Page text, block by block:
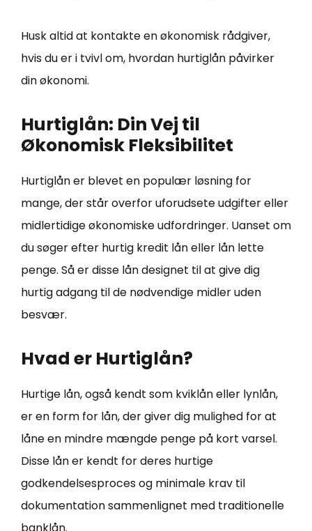
Husk altid at kontakte en økonomisk rådgiver,
hvis du er i tvivl om, hvordan hurtiglån påvirker
din økonomi.
Hurtiglån: Din Vej til
Økonomisk Fleksibilitet
Hurtiglån er blevet en populær løsning for
mange, der står overfor uforudsete udgifter eller
midlertidige økonomiske udfordringer. Uanset om
du søger efter hurtig kredit lån eller lån lette
penge. Så er disse lån designet til at give dig
hurtig adgang til de nødvendige midler uden
besvær.
Hvad er Hurtiglån?
Hurtige lån, også kendt som kviklån eller lynlån,
er en form for lån, der giver dig mulighed for at
låne en mindre mængde penge på kort varsel.
Disse lån er kendt for deres hurtige
godkendelsesproces og minimale krav til
dokumentation sammenlignet med traditionelle
banklån.